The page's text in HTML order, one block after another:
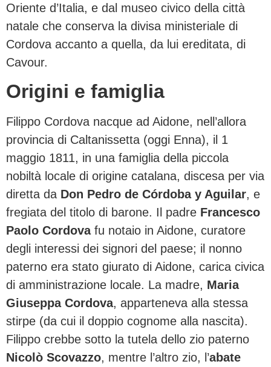
Oriente d’Italia, e dal museo civico della città
natale che conserva la divisa ministeriale di
Cordova accanto a quella, da lui ereditata, di
Cavour.
Origini e famiglia
Filippo Cordova nacque ad Aidone, nell’allora
provincia di Caltanissetta (oggi Enna), il 1
maggio 1811, in una famiglia della piccola
nobiltà locale di origine catalana, discesa per via
diretta da Don Pedro de Córdoba y Aguilar, e
fregiata del titolo di barone. Il padre Francesco
Paolo Cordovafu notaio in Aidone, curatore
degli interessi dei signori del paese; il nonno
paterno era stato giurato di Aidone, carica civica
di amministrazione locale. La madre, Maria
Giuseppa Cordova, apparteneva alla stessa
stirpe (da cui il doppio cognome alla nascita).
Filippo crebbe sotto la tutela dello zio paterno
Nicolò Scovazzo, mentre l’altro zio, l’abate